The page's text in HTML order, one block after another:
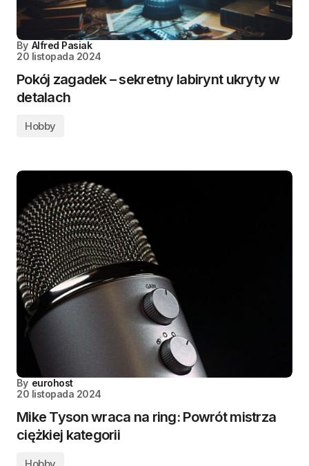
By Alfred Pasiak
20 listopada 2024
Pokój zagadek – sekretny labirynt ukryty w
detalach
Hobby
By eurohost
20 listopada 2024
Mike Tyson wraca na ring: Powrót mistrza
ciężkiej kategorii